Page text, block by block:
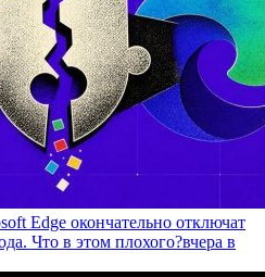
Edge окончательно отключат
Что в этом плохого?вчера в